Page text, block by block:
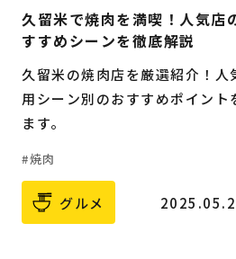
久留米で焼肉を満喫！人気店
すすめシーンを徹底解説
久留米の焼肉店を厳選紹介！人
用シーン別のおすすめポイント
ます。
焼肉
グルメ